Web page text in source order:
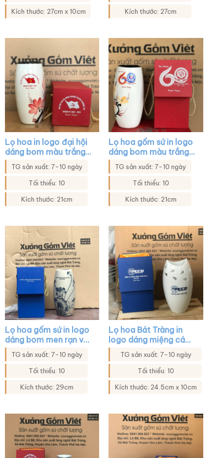
Kích thước: 27cm x 10cm Kích thước: 27cm
Lọ hoa in logo đại hội
dáng bom màu trắng
họa tiết hoa đào XG-
LH32
TG sản xuất: 7-10 ngày
Tối thiểu: 10
Kích thước: 21cm
Lọ hoa gốm sứ in logo
dáng bom màu trắng
họa tiết mai đào XG-
LH29
TG sản xuất: 7-10 ngày
Tối thiểu: 10
Kích thước: 21cm
Lọ hoa gốm sứ in logo
dáng bom men rạn vẽ
sen đen XG-LH30
TG sản xuất: 7-10 ngày
Tối thiểu: 10
Kích thước: 29cm
Lọ hoa Bát Tràng in
logo dáng miệng cá
khoét màu trắng XG-
LH42TG sản xuất: 7-10 ngày
Tối thiểu: 10
Kích thước: 24.5cm x 10cm